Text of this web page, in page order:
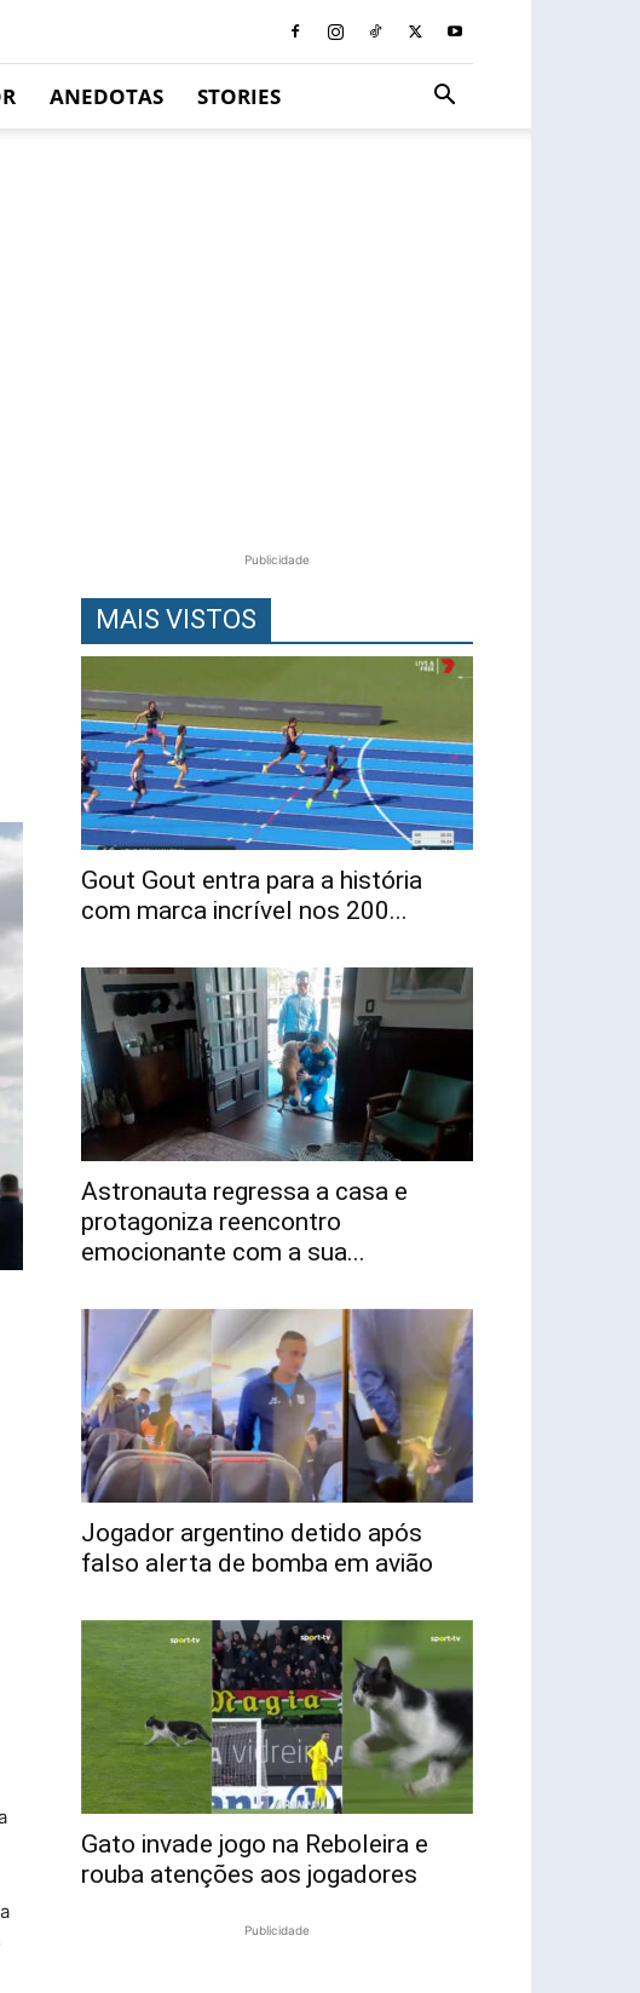
ANEDOTAS STORIES
Publicidade
MAIS VISTOS
Gout Gout entra para a história
com marca incrível nos 200...
Astronauta regressa a casa e
protagoniza reencontro
emocionante com a sua...
Jogador argentino detido após
falso alerta de bomba em avião
Gato invade jogo na Reboleira e
rouba atenções aos jogadores
Publicidade